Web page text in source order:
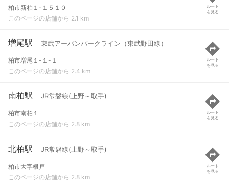
柏市新柏１-１５１０
このページの店舗から 2.1 km
ルート
を見る
増尾駅 東武アーバンパークライン（東武野田線）
柏市増尾１-１-１
このページの店舗から 2.4 km
ルート
を見る
南柏駅 JR常磐線(上野～取手)
柏市南柏１
このページの店舗から 2.8 km
ルート
を見る
北柏駅 JR常磐線(上野～取手)
柏市大字根戸
このページの店舗から 2.8 km
ルート
を見る